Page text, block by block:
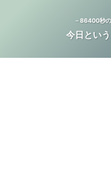
－86400秒
今日とい